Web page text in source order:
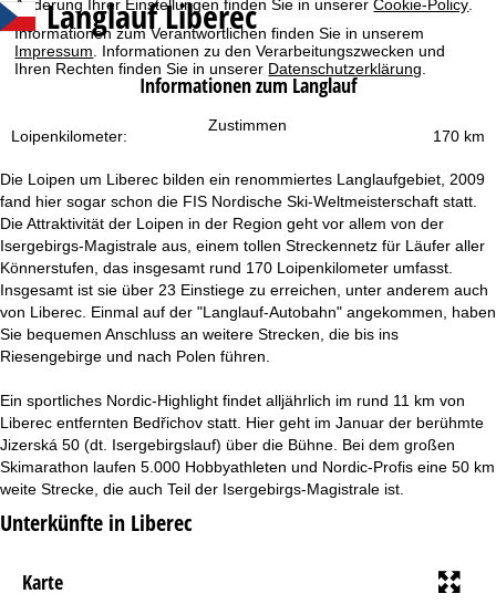
Änderung Ihrer Einstellungen finden Sie in unsererCookie-Policy
Informationen zum Verantwortlichen finden Sie in unserem
Impressum . Informationen zu den Verarbeitungszwecken und
Ihren Rechten finden Sie in unserer Datenschutzerklärung
Zustimmen
t
a
t
t
Langlauf Liberec
Informationen zum Langlauf
170 km
Loipenkilometer:
Die Loipen um Liberec bilden ein renommiertes Langlaufgebiet, 2009
fand hier sogar schon die FIS Nordische Ski-Weltmeisterschaft statt.
Die Attraktivität der Loipen in der Region geht vor allem von der
Isergebirgs-Magistrale aus, einem tollen Streckennetz für Läufer aller
Könnerstufen, das insgesamt rund 170 Loipenkilometer umfasst.
Insgesamt ist sie über 23 Einstiege zu erreichen, unter anderem auch
von Liberec. Einmal auf der "Langlauf-Autobahn" angekommen, haben
Sie bequemen Anschluss an weitere Strecken, die bis ins
Riesengebirge und nach Polen führen.
Ein sportliches Nordic-Highlight findet alljährlich im rund 11 km von
Liberec entfernten Bedřichov statt. Hier geht im Januar der berühmte
Jizerská 50 (dt. Isergebirgslauf) über die Bühne. Bei dem großen
Skimarathon laufen 5.000 Hobbyathleten und Nordic-Profis eine 50 km
weite Strecke, die auch Teil der Isergebirgs-Magistrale ist.
Unterkünfte in Liberec
Karte